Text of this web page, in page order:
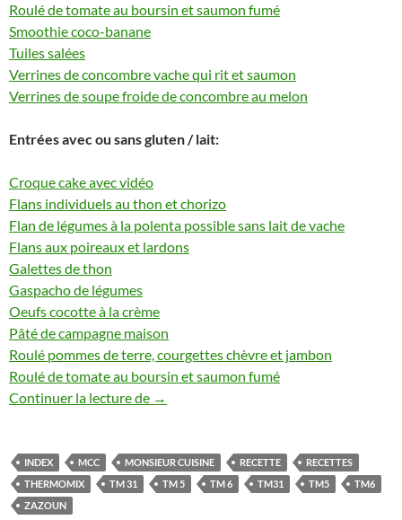
Roulé de tomate au boursin et saumon fumé
Smoothie coco-banane
Tuiles salées
Verrines de concombre vache qui rit et saumon
Verrines de soupe froide de concombre au melon
Entrées avec ou sans gluten / lait:
Croque cake avec vidéo
Flans individuels au thon et chorizo
Flan de légumes à la polenta possible sans lait de vache
Flans aux poireaux et lardons
Galettes de thon
Gaspacho de légumes
Oeufs cocotte à la crème
Pâté de campagne maison
Roulé pommes de terre, courgettes chèvre et jambon
Roulé de tomate au boursin et saumon fumé
Continuer la lecture de INDEX RECETTES THERMOMIX ET
→
INDEX MCC MONSIEUR CUISINE RECETTE
RECETTES
THERMOMIX
TM 31 TM 5 TM 6 TM31 TM5
TM6
ZAZOUN